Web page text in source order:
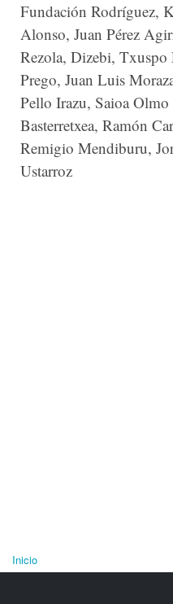
Fundación Rodríguez,
Alonso, Juan Pérez
Rezola, Dizebi, Txuspo
Prego, Juan Luis
Pello Irazu, Saioa
Basterretxea, Ramón
Remigio Mendiburu,
Ustarroz
Se encuentra usted aquí
Inicio